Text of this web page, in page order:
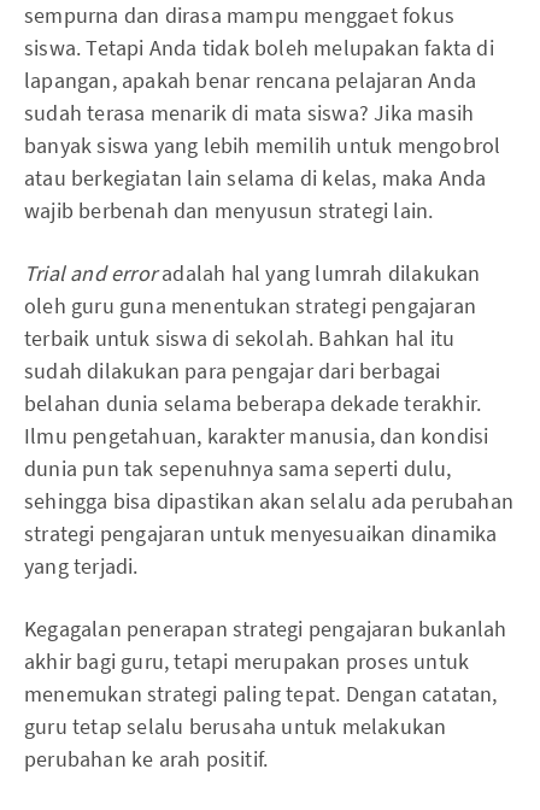
sempurna dan dirasa mampu menggaet fokus
siswa. Tetapi Anda tidak boleh melupakan fakta di
lapangan, apakah benar rencana pelajaran Anda
sudah terasa menarik di mata siswa? Jika masih
banyak siswa yang lebih memilih untuk mengobrol
atau berkegiatan lain selama di kelas, maka Anda
wajib berbenah dan menyusun strategi lain.
Trial and erroradalah hal yang lumrah dilakukan
oleh guru guna menentukan strategi pengajaran
terbaik untuk siswa di sekolah. Bahkan hal itu
sudah dilakukan para pengajar dari berbagai
belahan dunia selama beberapa dekade terakhir.
Ilmu pengetahuan, karakter manusia, dan kondisi
dunia pun tak sepenuhnya sama seperti dulu,
sehingga bisa dipastikan akan selalu ada perubahan
strategi pengajaran untuk menyesuaikan dinamika
yang terjadi.
Kegagalan penerapan strategi pengajaran bukanlah
akhir bagi guru, tetapi merupakan proses untuk
menemukan strategi paling tepat. Dengan catatan,
guru tetap selalu berusaha untuk melakukan
perubahan ke arah positif.